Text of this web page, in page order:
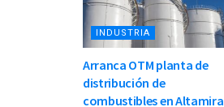
INDUSTRIA
Arranca OTM planta de
distribución de
combustibles en Altamira